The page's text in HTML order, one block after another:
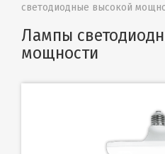
светодиодные высокой
Лампы
мощности